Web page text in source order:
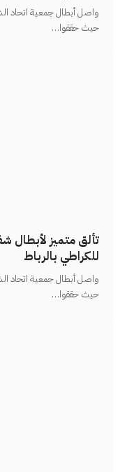
واصل أبطال جمعية اتحاد
حيث حققوا…
تألق متميز لأبطال
للكراطي بالرباط
واصل أبطال جمعية اتحاد
حيث حققوا…